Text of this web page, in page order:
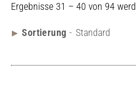
Ergebnisse 31 – 40 von 94
Standard